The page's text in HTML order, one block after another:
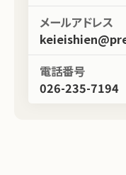
メールアドレス
電話番号
026-235-7194